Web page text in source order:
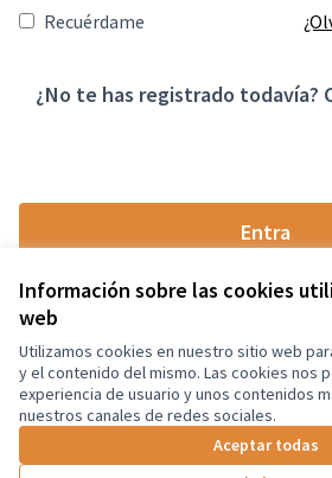
Información sobre las cookies
web
Utilizamos cookies en nuestro sitio web
y el contenido del mismo. Las cookies nos
experiencia de usuario y unos contenidos
nuestros canales de redes sociales.
Aceptar todas
Recuérdame
¿No te has registrado todavía?
Entra
Términos y condiciones de uso
Configuración de cookies
Castellano
Triar la llenguaElegir el idioma